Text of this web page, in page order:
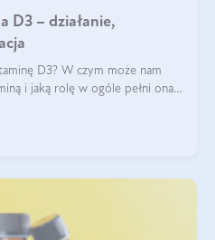
D3 – działanie,
D3? W czym może nam
i jaką rolę w ogóle pełni ona